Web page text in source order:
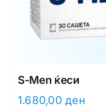
S-Men ќеси
1.680,00ден